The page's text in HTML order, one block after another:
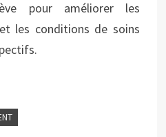
pour améliorer les
les conditions de soins